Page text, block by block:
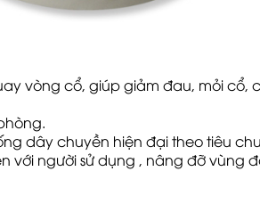
vòng cổ, giúp giảm đau, mỏi
dây chuyền hiện đại theo tiêu
với người sử dụng , nâng đỡ